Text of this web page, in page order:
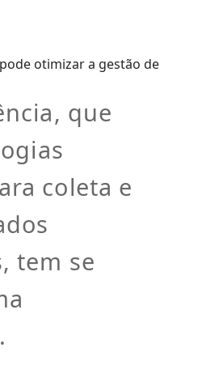
otimizar a gestão de
que
coleta e
tem se